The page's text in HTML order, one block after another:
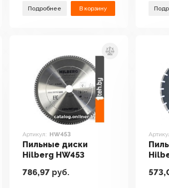
Подробнее В корзину
Артикул: HW453
Пильные диски
Hilberg HW453
786,97 руб.